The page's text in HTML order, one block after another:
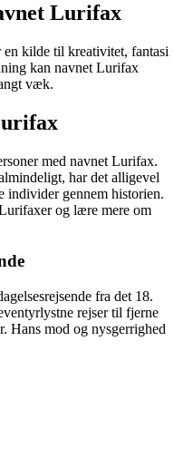
Lurifax
en kilde til kreativitet, fantasi
kan navnet Lurifax
væk.
med navnet Lurifax.
har det alligevel
individer gennem historien.
og lære mere om
fra det 18.
rejser til fjerne
Hans mod og nysgerrighed